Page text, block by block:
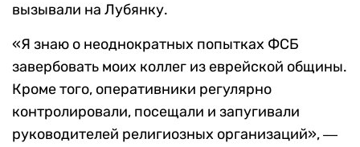
вызывали на Лубянку.
«Я знаю о неоднократных попытках ФСБ
завербовать моих коллег из еврейской общины.
Кроме того, оперативники регулярно
контролировали, посещали и запугивали
руководителей религиозных организаций», ―